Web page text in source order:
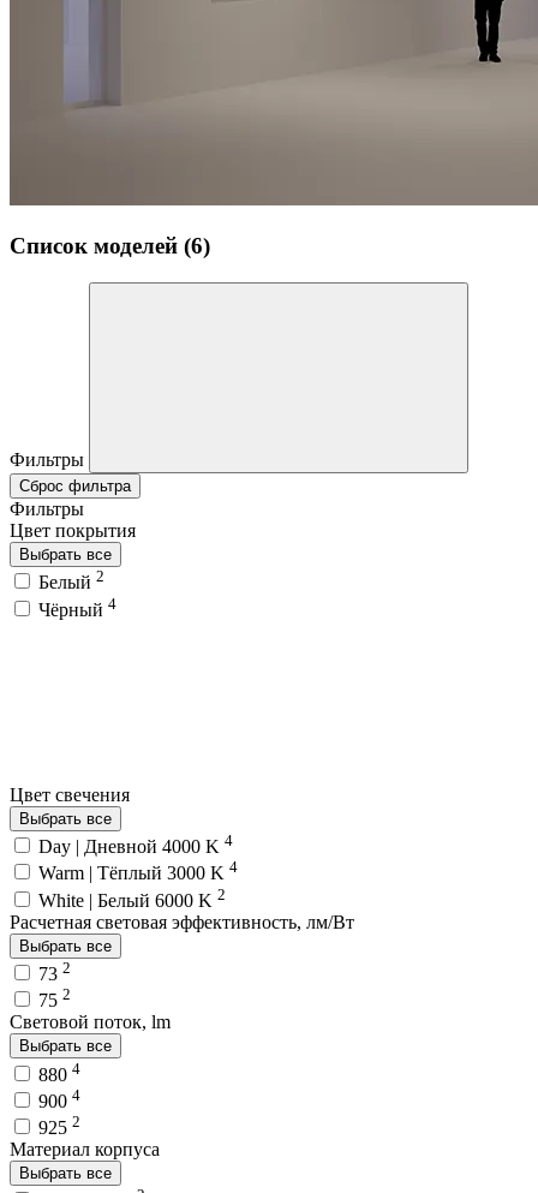
Список моделей (6)
Фильтры
Сброс фильтра
Фильтры
Цвет покрытия
Выбрать все
Белый 2
Чёрный 4
Цвет свечения
Выбрать все
Day | Дневной 4000 K 4
Warm | Тёплый 3000 K 4
White | Белый 6000 K 2
Расчетная световая эффективность, лм/Вт
Выбрать все
73 2
75 2
Световой поток, lm
Выбрать все
880 4
900 4
925 2
Материал корпуса
Выбрать все